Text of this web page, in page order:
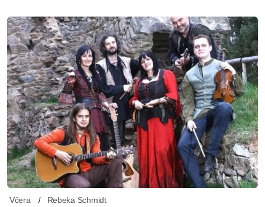
Včera Rebeka Schmidt